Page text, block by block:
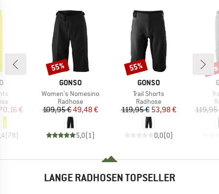
Preis
€
(78)
MARKE
GONSO
Artikel
Women's Nomesino
Produktgruppe
Radhose
Preis
109,95 €reduzierter Preis
49,48 €
5,0(1 )
Rabatt
55%
MARKE
GONSO
Artikel
Trail Shorts
Produktgruppe
Radhose
Preis
119,95 €reduzierter Preis
53,98 €
0,0(0)
Rabatt
55%
119,95
LANGE RADHOSEN TOPSELLER